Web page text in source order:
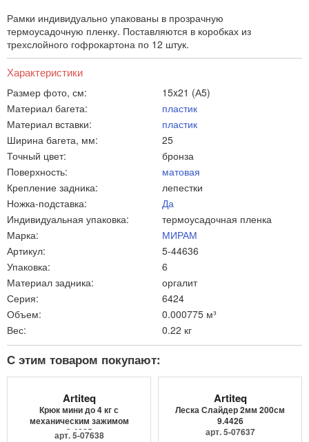
Рамки индивидуально упакованы в прозрачную
термоусадочную пленку. Поставляются в коробках из
трехслойного гофрокартона по 12 штук.
Характеристики
Размер фото, см:
15x21 (А5)
Материал багета:
пластик
Материал вставки:
пластик
Ширина багета, мм:
25
Точный цвет:
бронза
Поверхность:
матовая
Крепление задника:
лепестки
Ножка-подставка:
Да
Индивидуальная упаковка:
термоусадочная пленка
Марка:
МИРАМ
Артикул:
5-44636
Упаковка:
6
Материал задника:
оргалит
Серия:
6424
Объем:
0.000775 м³
Вес:
0.22 кг
С этим товаром покупают:
Artiteq
Крюк мини до 4 кг с
механическим зажимом
9.4205
арт. 5-07638
Artiteq
Леска Слайдер 2мм 200см
9.4426
арт. 5-07637